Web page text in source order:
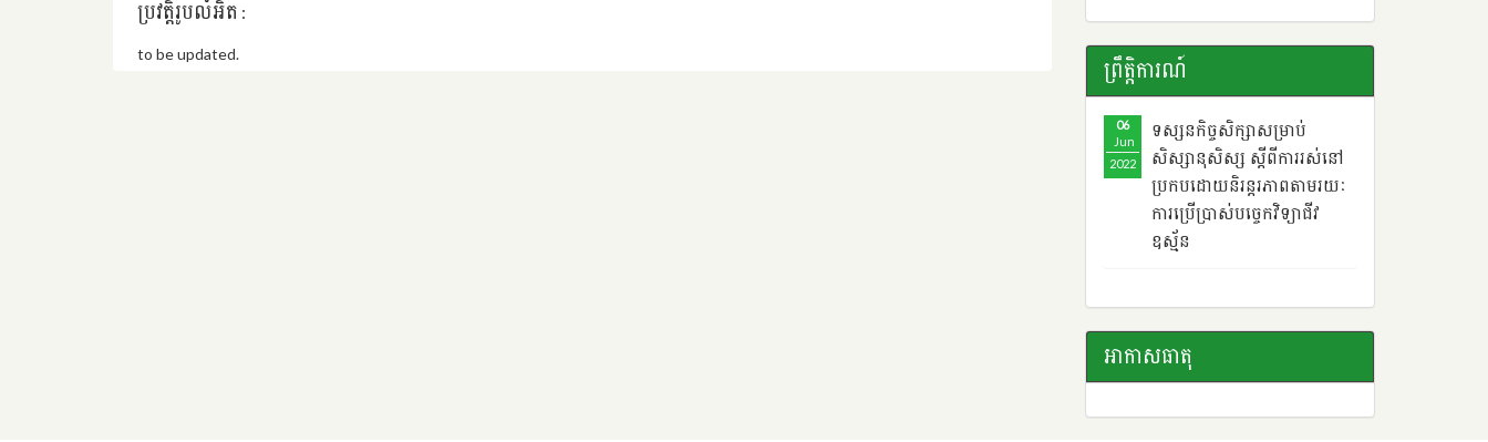
ប្រវត្តិរូបលំអិត :
to be updated.
ព្រឹតិ្តការណ៍
06
Jun
2022
ទស្សនកិច្ចសិក្សាសម្រាប់
សិស្សានុសិស្ស ​ស្តីពី​ការរស់នៅ
ប្រកបដោយនិរន្តរភាពតាមរយៈ
ការប្រើប្រាស់បច្ចេកវិទ្យាជីវ
ឧស្ម័ន
អាកាសធាតុ